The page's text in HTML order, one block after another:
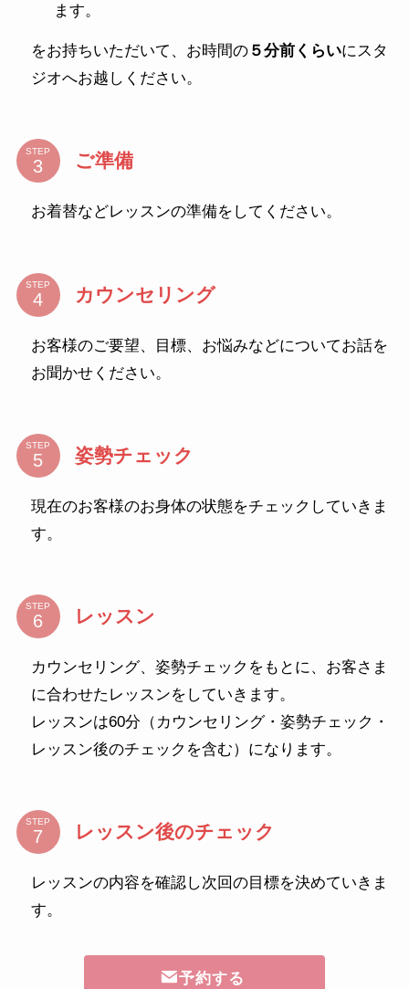
ます。
をお持ちいただいて、お時間の５分前くらいにスタ
ジオへお越しください。
STEP ご準備
お着替などレッスンの準備をしてください。
STEP カウンセリング
お客様のご要望、目標、お悩みなどについてお話を
お聞かせください。
STEP 姿勢チェック
現在のお客様のお身体の状態をチェックしていきま
す。
STEP レッスン
カウンセリング、姿勢チェックをもとに、お客さま
に合わせたレッスンをしていきます。
レッスンは60分（カウンセリング・姿勢チェック・
レッスン後のチェックを含む）になります。
STEP レッスン後のチェック
レッスンの内容を確認し次回の目標を決めていきま
す。
予約する